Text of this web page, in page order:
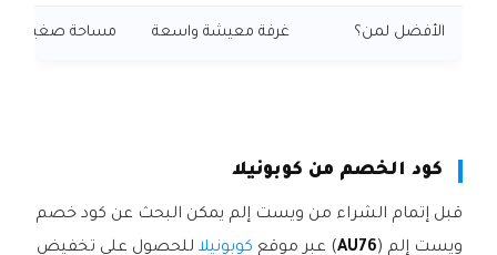
الأفضل لمن؟ غرفة معيشة واسعة مساحة صغيرة أو
كود الخصم من كوبونيلا
قبل إتمام الشراء من ويست إلم يمكن البحث عن كود خصم
ويست إلم (AU76) عبر موقع كوبونيلا للحصول على تخفيض